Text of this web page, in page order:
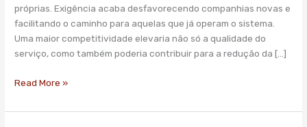
próprias. Exigência acaba desfavorecendo companhias novas e
facilitando o caminho para aquelas que já operam o sistema.
Uma maior competitividade elevaria não só a qualidade do
serviço, como também poderia contribuir para a redução da […]
SP
Read More »